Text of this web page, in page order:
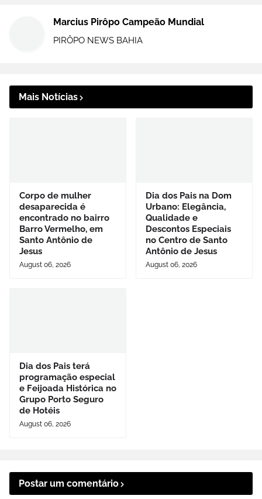
Marcius Pirôpo Campeão Mundial
PIRÔPO NEWS BAHIA
Mais Notícias
Corpo de mulher
desaparecida é
encontrado no bairro
Barro Vermelho, em
Santo Antônio de
Jesus
August 06, 2026
Dia dos Pais na Dom
Urbano: Elegância,
Qualidade e
Descontos Especiais
no Centro de Santo
Antônio de Jesus
August 06, 2026
Dia dos Pais terá
programação especial
e Feijoada Histórica no
Grupo Porto Seguro
de Hotéis
August 06, 2026
Postar um comentário